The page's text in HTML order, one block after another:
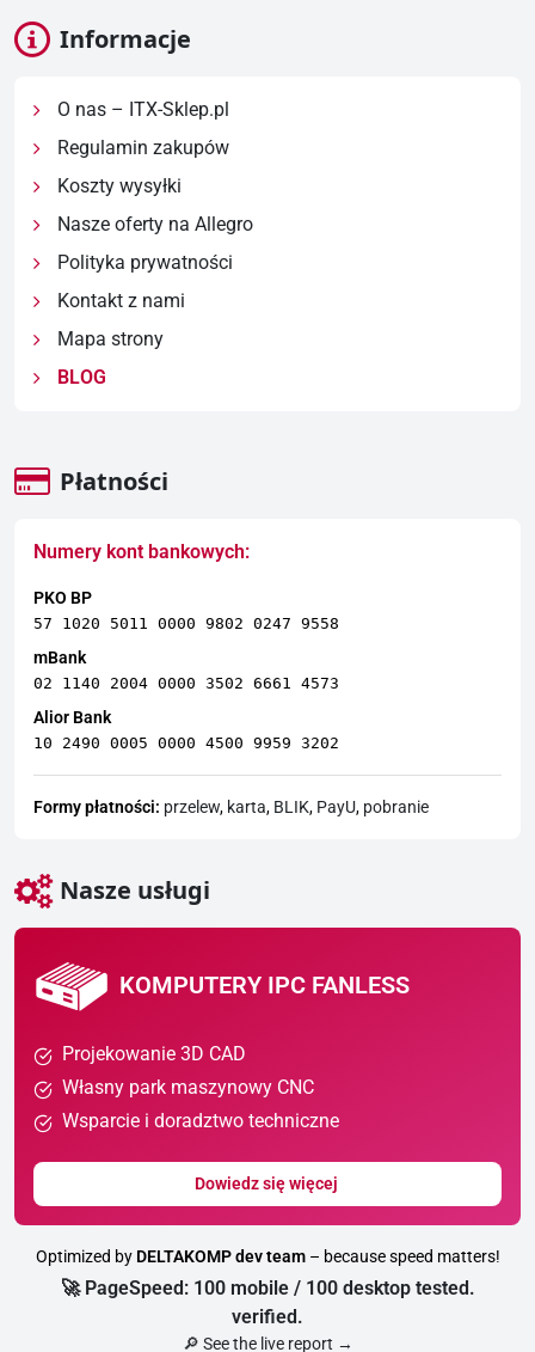
Informacje
O nas – ITX-Sklep.pl
Regulamin zakupów
Koszty wysyłki
Nasze oferty na Allegro
Polityka prywatności
Kontakt z nami
Mapa strony
BLOG
Płatności
Numery kont bankowych:
PKO BP
57 1020 5011 0000 9802 0247 9558
mBank
02 1140 2004 0000 3502 6661 4573
Alior Bank
10 2490 0005 0000 4500 9959 3202
Formy płatności: przelew, karta, BLIK, PayU, pobranie
Nasze usługi
KOMPUTERY IPC FANLESS
Projekowanie 3D CAD
Własny park maszynowy CNC
Wsparcie i doradztwo techniczne
Dowiedz się więcej
Optimized by DELTAKOMP dev team– because speed matters!
🚀 PageSpeed: 100 mobile / 100 desktop tested.
verified.
🔎 See the live report →